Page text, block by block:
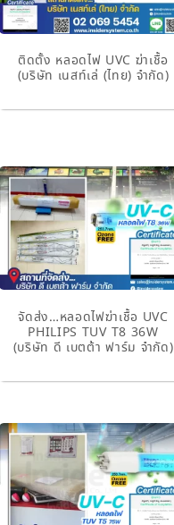
ติดตั้ง หลอดไฟ UVC ฆ่าเชื้อ
(บริษัท เนสท์เล่ (ไทย) จำกัด)
จัดส่ง…หลอดไฟฆ่าเชื้อ UVC
PHILIPS TUV T8 36W
(บริษัท ดี เบตต้า ฟาร์ม จำกัด)